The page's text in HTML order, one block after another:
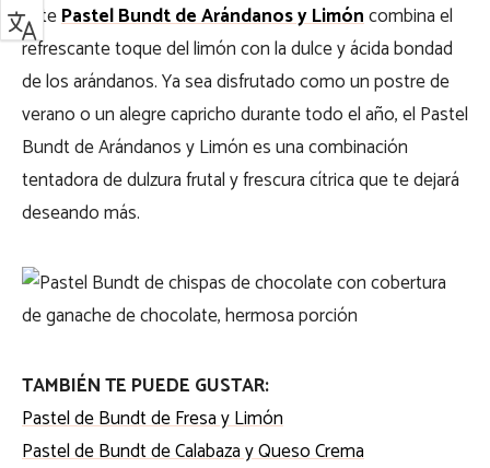
EstePastel Bundt de Arándanos y Limóncombina el
refrescante toque del limón con la dulce y ácida bondad
de los arándanos. Ya sea disfrutado como un postre de
verano o un alegre capricho durante todo el año, el Pastel
Bundt de Arándanos y Limón es una combinación
tentadora de dulzura frutal y frescura cítrica que te dejará
deseando más.
TAMBIÉN TE PUEDE GUSTAR:
Pastel de Bundt de Fresa y Limón
Pastel de Bundt de Calabaza y Queso Crema